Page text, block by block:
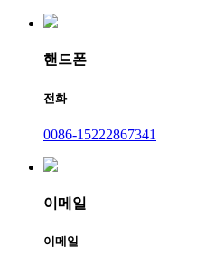
핸드폰
전화
0086-15222867341
이메일
이메일